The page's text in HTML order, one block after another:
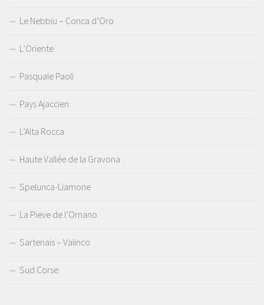
Le Nebbiu – Conca d’Oro
L’Oriente
Pasquale Paoli
Pays Ajaccien
L’Alta Rocca
Haute Vallée de la Gravona
Spelunca-Liamone
La Pieve de l’Ornano
Sartenais – Valinco
Sud Corse